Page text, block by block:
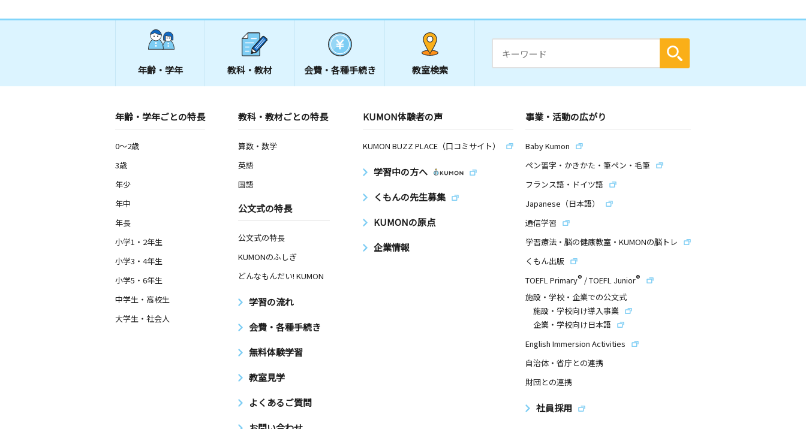
年齢・学年 教科・教材 会費・ 各種手続き 教室検索
年齢・学年ごとの特長
0～2歳
3歳
年少
年中
年長
小学1・2年生
小学3・4年生
小学5・6年生
中学生・高校生
大学生・社会人
教科・教材ごとの特長
算数・数学
英語
国語
公文式の特長
公文式の特長
KUMONのふしぎ
どんなもんだい! KUMON
学習の流れ
会費・各種手続き
無料体験学習
教室見学
よくあるご質問
KUMON体験者の声
KUMON BUZZ PLACE（口コミサイト）
学習中の方へ
くもんの先生募集
KUMONの原点
企業情報
事業・活動の広がり
Baby Kumon
ペン習字・かきかた・筆ペン・毛筆
フランス語・ドイツ語
Japanese（日本語）
通信学習
学習療法・脳の健康教室・KUMONの脳トレ
くもん出版
TOEFL Primary® /TOEFL Junior®
施設・学校・企業での公文式
施設・学校向け導入事業
企業・学校向け日本語
English Immersion Activities
自治体・省庁との連携
財団との連携
社員採用